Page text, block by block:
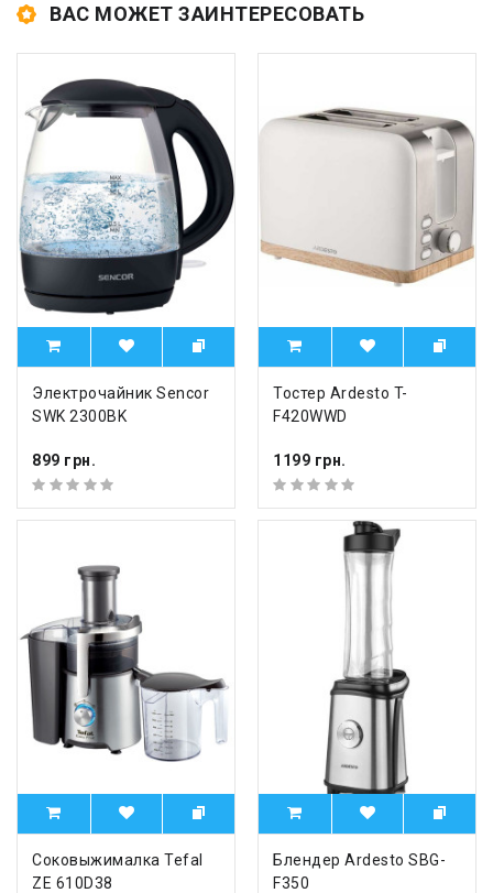
ВАС МОЖЕТ ЗАИНТЕРЕСОВАТЬ
Электрочайник Sencor
SWK 2300BK
899 грн.
Тостер Ardesto T-
F420WWD
1199 грн.
Соковыжималка Tefal
ZE 610D38
Блендер Ardesto SBG-
F350